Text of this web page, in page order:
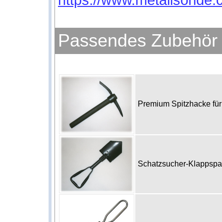
Passendes Zubehör
Premium Spitzhacke
Schatzsucher-